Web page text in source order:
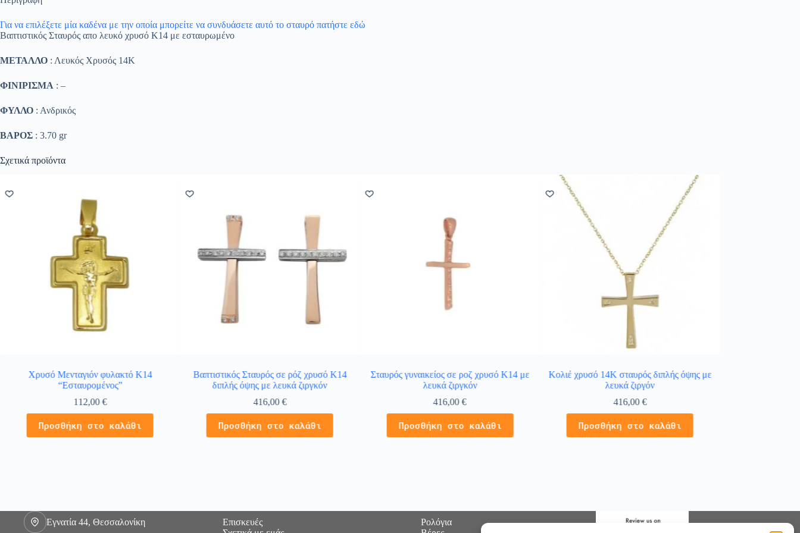
Για να επιλέξετε μία καδένα με την οποία μπορείτε να συνδυάσετε αυτό το σταυρό πατήστε εδώ
Βαπτιστικός Σταυρός απο λευκό χρυσό Κ14 με εσταυρωμένο
ΜΕΤΑΛΛΟ : Λευκός Χρυσός 14K
ΦΙΝΙΡΙΣΜΑ : –
ΦΥΛΛΟ : Ανδρικός
ΒΑΡΟΣ : 3.70 gr
Σχετικά προϊόντα
Χρυσό Μενταγιόν φυλακτό Κ14
“Εσταυρομένος”
112,00€
Προσθήκη στο καλάθι
Βαπτιστικός Σταυρός σε ρόζ χρυσό Κ14
διπλής όψης με λευκά ζιργκόν
416,00€
Προσθήκη στο καλάθι
Σταυρός γυναικείος σε ροζ χρυσό Κ14 με
λευκά ζιργκόν
416,00€
Προσθήκη στο καλάθι
Κολιέ χρυσό 14Κ σταυρός διπλής όψης με
λευκά ζιργόν
416,00€
Προσθήκη στο καλάθι
Εγνατία 44, Θεσσαλονίκη
Επισκευές
Ρολόγια